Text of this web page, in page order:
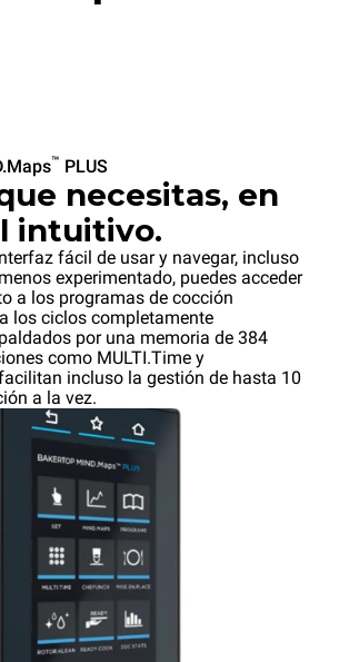
™ PLUS
necesitas, en
intuitivo.
fácil de usar y navegar, incluso
experimentado, puedes acceder
a los programas de cocción
los ciclos completamente
por una memoria de 384
como MULTI.Time y
facilitan incluso la gestión de hasta 10
a la vez.